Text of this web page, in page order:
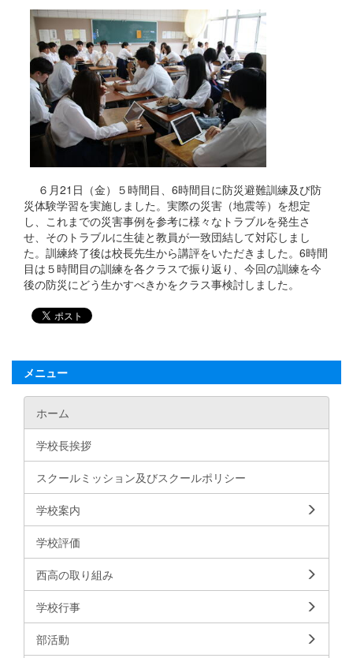
６月21日（金）５時間目、6時間目に防災避難訓練及び防
災体験学習を実施しました。実際の災害（地震等）を想定
し、これまでの災害事例を参考に様々なトラブルを発生さ
せ、そのトラブルに生徒と教員が一致団結して対応しまし
た。訓練終了後は校長先生から講評をいただきました。6時間
目は５時間目の訓練を各クラスで振り返り、今回の訓練を今
後の防災にどう生かすべきかをクラス事検討しました。
メニュー
ホーム
学校長挨拶
スクールミッション及びスクールポリシー
学校案内
学校評価
西高の取り組み
学校行事
部活動